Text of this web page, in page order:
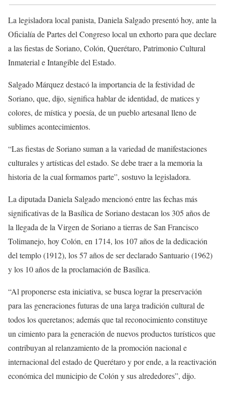
La legisladora local panista, Daniela Salgado presentó hoy, ante la
Oficialía de Partes del Congreso local un exhorto para que declare
a las fiestas de Soriano, Colón, Querétaro, Patrimonio Cultural
Inmaterial e Intangible del Estado.
Salgado Márquez destacó la importancia de la festividad de
Soriano, que, dijo, significa hablar de identidad, de matices y
colores, de mística y poesía, de un pueblo artesanal lleno de
sublimes acontecimientos.
“Las fiestas de Soriano suman a la variedad de manifestaciones
culturales y artísticas del estado. Se debe traer a la memoria la
historia de la cual formamos parte”, sostuvo la legisladora.
La diputada Daniela Salgado mencionó entre las fechas más
significativas de la Basílica de Soriano destacan los 305 años de
la llegada de la Virgen de Soriano a tierras de San Francisco
Tolimanejo, hoy Colón, en 1714, los 107 años de la dedicación
del templo (1912), los 57 años de ser declarado Santuario (1962)
y los 10 años de la proclamación de Basílica.
“Al proponerse esta iniciativa, se busca lograr la preservación
para las generaciones futuras de una larga tradición cultural de
todos los queretanos; además que tal reconocimiento constituye
un cimiento para la generación de nuevos productos turísticos que
contribuyan al relanzamiento de la promoción nacional e
internacional del estado de Querétaro y por ende, a la reactivación
económica del municipio de Colón y sus alrededores”, dijo.